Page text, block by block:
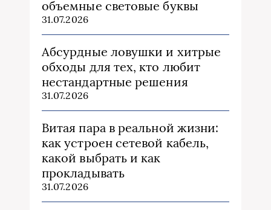
объемные световые буквы
31.07.2026
Абсурдные ловушки и хитрые
обходы для тех, кто любит
нестандартные решения
31.07.2026
Витая пара в реальной жизни:
как устроен сетевой кабель,
какой выбрать и как
прокладывать
31.07.2026